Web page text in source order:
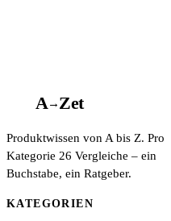
A→Zet
Produktwissen von A bis Z. Pro
Kategorie 26 Vergleiche – ein
Buchstabe, ein Ratgeber.
KATEGORIEN